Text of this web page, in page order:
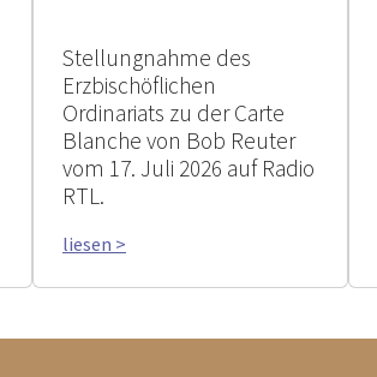
Stellungnahme des
Erzbischöflichen
Ordinariats zu der Carte
Blanche von Bob Reuter
vom 17. Juli 2026 auf Radio
RTL.
liesen >